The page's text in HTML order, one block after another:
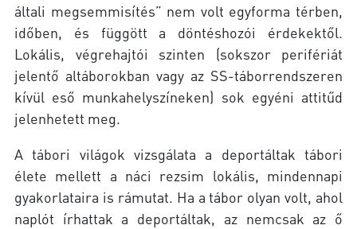
általi megsemmisítés” nem volt egyforma térben,
időben, és függött a döntéshozói érdekektől.
Lokális, végrehajtói szinten (sokszor perifériát
jelentő altáborokban vagy az SS-táborrendszeren
kívül eső munkahelyszíneken) sok egyéni attitűd
jelenhetett meg.
A tábori világok vizsgálata a deportáltak tábori
élete mellett a náci rezsim lokális, mindennapi
gyakorlataira is rámutat. Ha a tábor olyan volt, ahol
naplót írhattak a deportáltak, az nemcsak az ő